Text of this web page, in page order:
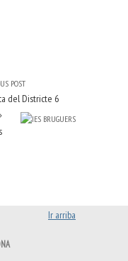
POST
del Districte 6
Ir arriba